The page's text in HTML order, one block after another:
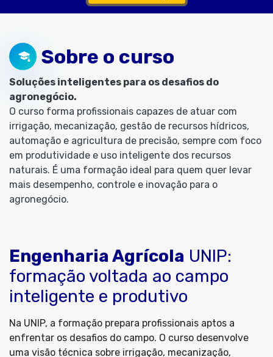
Sobre o curso
Soluções inteligentes para os desafios do
agronegócio.
O curso forma profissionais capazes de atuar com
irrigação, mecanização, gestão de recursos hídricos,
automação e agricultura de precisão, sempre com foco
em produtividade e uso inteligente dos recursos
naturais. É uma formação ideal para quem quer levar
mais desempenho, controle e inovação para o
agronegócio.
Engenharia Agrícola UNIP:
formação voltada ao campo
inteligente e produtivo
Na UNIP, a formação prepara profissionais aptos a
enfrentar os desafios do campo. O curso desenvolve
uma visão técnica sobre irrigação, mecanização,